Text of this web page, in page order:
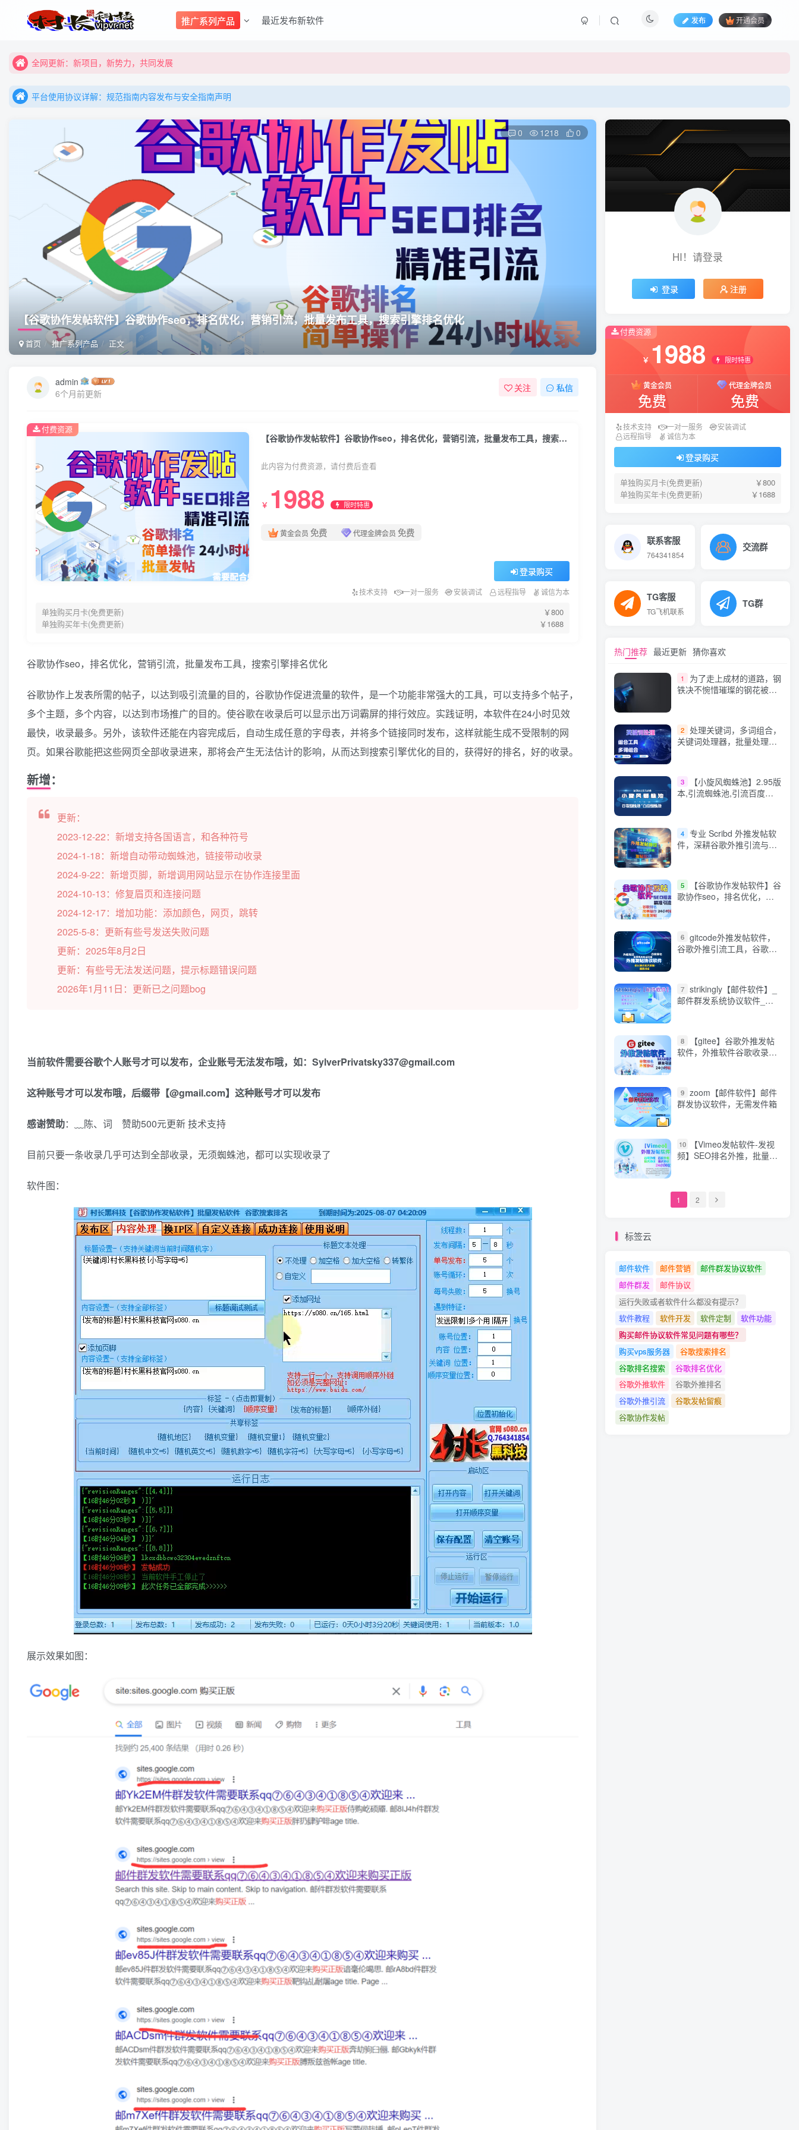
推广系列产品 最近发布新软件 发布 开通会员
全网更新：新项目，新势力，共同发展
全网更新：新项目，新势力，共同发展
平台使用协议详解：规范指南内容发布与安全指南声明
【谷歌协作发帖软件】谷歌协作seo，排名优化，营销引流，批量发布工具，搜索引擎排名优化
首页 推广系列产品 正文
0 1218 0
admin
6个月前更新
关注 私信
【谷歌协作发帖软件】谷歌协作seo，排名优化，营销引流，批量发布工具，搜索引擎排名优化
此内容为付费资源，请付费后查看
￥ 1988 限时特惠
黄金会员 免费 代理金牌会员 免费
登录购买
技术支持 一对一服务 安装调试 远程指导 诚信为本
单独购买月卡(免费更新)
￥800
单独购买年卡(免费更新)
￥1688
付费资源
谷歌协作seo，排名优化，营销引流，批量发布工具，搜索引擎排名优化
谷歌协作上发表所需的帖子，以达到吸引流量的目的，谷歌协作促进流量的软件，是一个功能非常强大的工具，可以支持多个帖子，
多个主题，多个内容，以达到市场推广的目的。使谷歌在收录后可以显示出万词霸屏的排行效应。实践证明，本软件在24小时见效
最快，收录最多。另外，该软件还能在内容完成后，自动生成任意的字母表，并将多个链接同时发布，这样就能生成不受限制的网
页。如果谷歌能把这些网页全部收录进来，那将会产生无法估计的影响，从而达到搜索引擎优化的目的，获得好的排名，好的收录。
新增：
更新：
2023-12-22：新增支持各国语言，和各种符号
2024-1-18：新增自动带动蜘蛛池，链接带动收录
2024-9-22：新增页脚，新增调用网站显示在协作连接里面
2024-10-13：修复眉页和连接问题
2024-12-17：增加功能：添加颜色，网页，跳转
2025-5-8：更新有些号发送失败问题
更新：2025年8月2日
更新：有些号无法发送问题，提示标题错误问题
2026年1月11日：更新已之问题bog
当前软件需要谷歌个人账号才可以发布，企业账号无法发布哦，如：SylverPrivatsky337@gmail.com
这种账号才可以发布哦，后缀带【@gmail.com】这种账号才可以发布
感谢赞助：﹏陈、词 赞助500元更新 技术支持
目前只要一条收录几乎可达到全部收录，无须蜘蛛池，都可以实现收录了
软件图：
展示效果如图：
HI！请登录
登录 注册
付费资源
￥ 1988 限时特惠
黄金会员
免费
代理金牌会员
免费
技术支持 一对一服务
安装调试
远程指导
诚信为本
登录购买
单独购买月卡(免费更新)
￥800
单独购买年卡(免费更新)
￥1688
联系客服
764341854
交流群
TG客服
TG飞机联系
TG群
热门推荐 最近更新 猜你喜欢
1
为了走上成材的道路，钢
铁决不惋惜璀璨的钢花被遗
2
处理关键词，多词组合，
关键词处理器，批量处理，
3
【小旋风蜘蛛池】2.95版
本,引流蜘蛛池,引流百度蜘
2.9版本】
4 专业 Scribd 外推发帖软
件，深耕谷歌外推引流与排
5
【谷歌协作发帖软件】谷
歌协作seo，排名优化，营
6 gitcode外推发帖软件，
谷歌外推引流工具，谷歌引
7 strikingly【邮件软件】_
邮件群发系统协议软件_精
8
【gitee】谷歌外推发帖
软件，外推软件谷歌收录排
9 zoom【邮件软件】邮件
群发协议软件，无需发件箱
10
【Vimeo发帖软件-发视
频】SEO排名外推，批量发
的推广软件谷歌谷歌排名
【Vimeo发视频软件】
1 2
标签云
邮件软件 邮件营销
邮件群发协议软件
邮件群发
邮件协议
运行失败或者软件什么都没有提示？
软件教程
软件开发 软件定制
软件功能
购买邮件协议软件常见问题有哪些？
购买vps服务器
谷歌搜索排名
谷歌排名搜索
谷歌排名优化
谷歌外推软件
谷歌外推排名
谷歌外推引流
谷歌发帖留痕
谷歌协作发帖